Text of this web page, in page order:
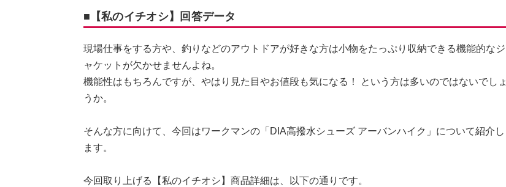
■【私のイチオシ】回答データ
現場仕事をする方や、釣りなどのアウトドアが好きな方は小物をたっぷり収納できる機能的なジ
ャケットが欠かせませんよね。
機能性はもちろんですが、やはり見た目やお値段も気になる！ という方は多いのではないでしょ
うか。
そんな方に向けて、今回はワークマンの「DIA高撥水シューズ アーバンハイク」について紹介し
ます。
今回取り上げる【私のイチオシ】商品詳細は、以下の通りです。